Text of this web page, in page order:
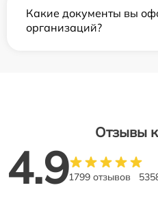
Какие документы вы
организаций?
Отзывы
4.91799 отзывов